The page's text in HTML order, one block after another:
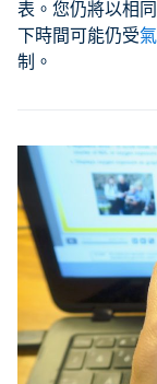
表。您仍將以相
下時間可能仍受
制。